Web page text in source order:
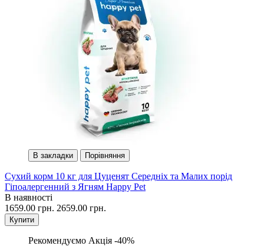
В закладки Порівняння
Сухий корм 10 кг для Цуценят Середніх та Малих порід
Гіпоалергенний з Ягням Happy Pet
В наявності
1659.00 грн. 2659.00 грн.
Купити
Рекомендуємо Акція -40%